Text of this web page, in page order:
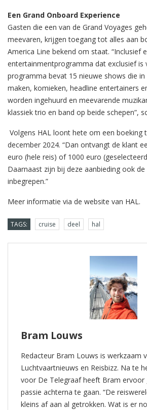
Een Grand Onboard Experience
Gasten die een van de Grand Voyages
meevaren, krijgen toegang tot alles aan
America Line bekend om staat. “Inclusief
entertainmentprogramma dat exclusief is
programma bevat 15 nieuwe shows die
maken, komieken, headline entertainers
worden ingehuurd en meevarende
klassiek trio en band op beide schepen”,
Volgens HAL loont hete om een boeking
december 2024. “Dan ontvangt de klant
euro (hele reis) of 1000 euro
Daarnaast zijn bij deze aanbieding ook
inbegrepen.”
Meer informatie via de website van HAL.
TAGS: cruise deel hal
Bram Louws
Redacteur Bram Louws is werkzaam
Luchtvaartnieuws en Reisbizz. Na te
voor De Telegraaf heeft Bram ervoor
passie achterna te gaan. “De
kleins af aan al getrokken. Wat is er